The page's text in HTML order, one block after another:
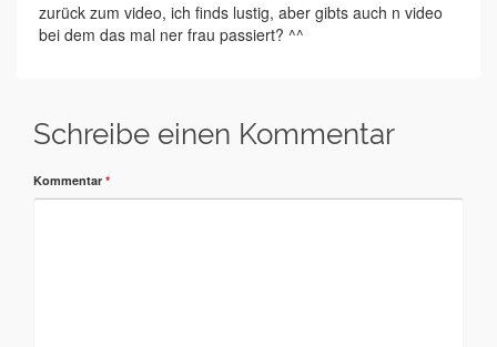
zurück zum video, ich finds lustig, aber gibts auch n video
bei dem das mal ner frau passiert? ^^
Schreibe einen Kommentar
Kommentar *